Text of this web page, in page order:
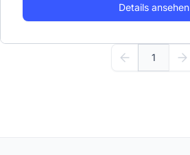
Details ansehen
1